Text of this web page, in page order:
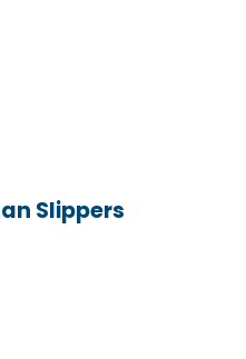
Slippers